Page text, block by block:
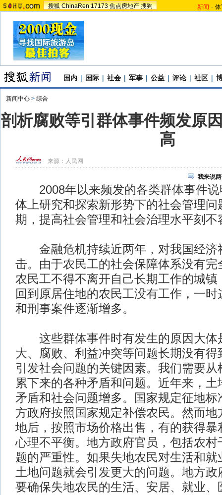
搜狐 ChinaRen 17173 焦点房地产 搜狗 新闻 -
国内 | 国际 | 社会 | 军事 | 公益 | 评论 | 社区 |
新闻中心 > 综合
剖析腐败等引群体事件频发原
高
来源： 人民网
我来说
2008年以来频发的各类群体事件说
体上研究和探索新形势下的社会管理问
期，提高社会管理和社会治理水平刻不
金融危机持续近两年，对我国经济
击。由于农民工的社会保障体系没有完
农民工不得不离开自己长期工作的城镇
回到原居住地的农民工没有工作，一
和刑事案件逐渐增多。
这些群体事件时有发生的原因大体
大、腐败、利益冲突等问题长期没有得
引发社会问题的关键因素。我们需要
累下来的各种矛盾和问题。近年来，
矛盾和社会问题增多。国家规定征地标
方政府按照国家规定补偿农民。然而地
地后，按照市场价格出售，有的获得暴
心理不平衡。地方政府官员，包括农村
题的严重性。如果失地农民对生活和就
土地问题就会引发更大的问题。地方
要确保失地农民的生活、安居、就业、